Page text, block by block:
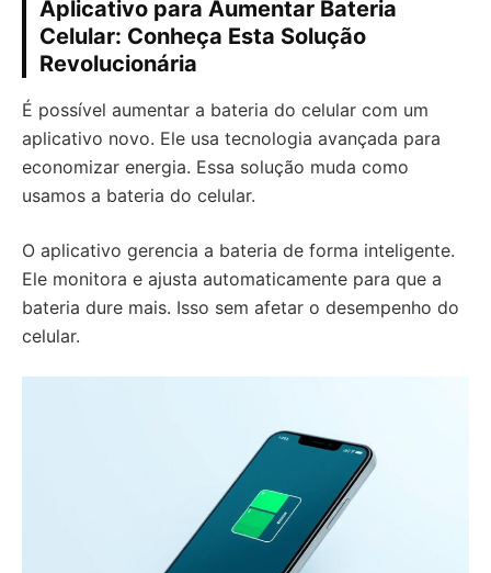
Aplicativo para Aumentar Bateria
Celular: Conheça Esta Solução
Revolucionária
É possível aumentar a bateria do celular com um
aplicativo novo. Ele usa tecnologia avançada para
economizar energia. Essa solução muda como
usamos a bateria do celular.
O aplicativo gerencia a bateria de forma inteligente.
Ele monitora e ajusta automaticamente para que a
bateria dure mais. Isso sem afetar o desempenho do
celular.